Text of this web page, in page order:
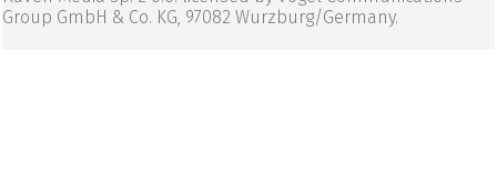
Group GmbH & Co. KG, 97082 Wurzburg/Germany.